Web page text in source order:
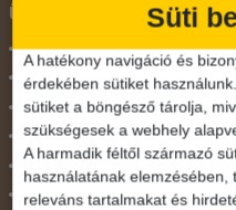
Ünnepek
Adventi hetek
Húsvét
Karácsonyi utazás
Karnevál
Két ünnep között
Május 1.
Süti
A hatékony navigáció és
érdekében sütiket
sütiket a böngésző tárolja,
szükségesek a webhely
A harmadik féltől származó
használatának elemzésében,
releváns tartalmakat és